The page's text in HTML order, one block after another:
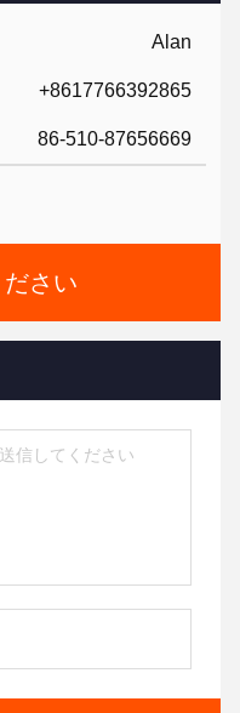
Alan
+8617766392865
86-510-87656669
さい